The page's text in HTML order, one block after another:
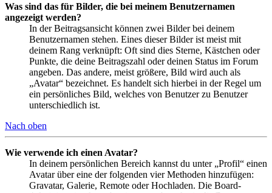
Was sind das für Bilder, die bei meinem Benutzernamen
angezeigt werden?
In der Beitragsansicht können zwei Bilder bei deinem
Benutzernamen stehen. Eines dieser Bilder ist meist mit
deinem Rang verknüpft: Oft sind dies Sterne, Kästchen oder
Punkte, die deine Beitragszahl oder deinen Status im Forum
angeben. Das andere, meist größere, Bild wird auch als
„Avatar“ bezeichnet. Es handelt sich hierbei in der Regel um
ein persönliches Bild, welches von Benutzer zu Benutzer
unterschiedlich ist.
Nach oben
Wie verwende ich einen Avatar?
In deinem persönlichen Bereich kannst du unter „Profil“ einen
Avatar über eine der folgenden vier Methoden hinzufügen:
Gravatar, Galerie, Remote oder Hochladen. Die Board-